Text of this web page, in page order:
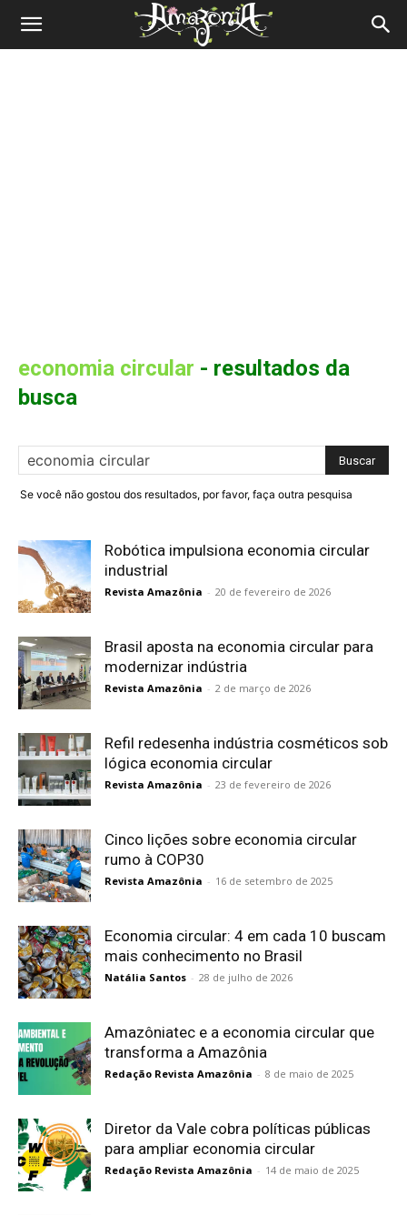
Revista
economia circular - resultados da
busca
Se você não gostou dos resultados, por favor, faça outra pesquisa
Robótica impulsiona economia circular
industrial
Revista Amazônia - 20 de fevereiro de 2026
Brasil aposta na economia circular para
modernizar indústria
Revista Amazônia - 2 de março de 2026
Refil redesenha indústria cosméticos sob
lógica economia circular
Revista Amazônia - 23 de fevereiro de 2026
Cinco lições sobre economia circular
rumo à COP30
Revista Amazônia - 16 de setembro de 2025
Economia circular: 4 em cada 10 buscam
mais conhecimento no Brasil
Natália Santos - 28 de julho de 2026
Amazôniatec e a economia circular que
transforma a Amazônia
Redação Revista Amazônia - 8 de maio de 2025
Diretor da Vale cobra políticas públicas
para ampliar economia circular
Redação Revista Amazônia - 14 de maio de 2025